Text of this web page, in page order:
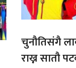
चुनौतिसंगै
राख्न सातौ